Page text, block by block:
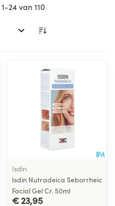
1-24van110
Isdin
Isdin Nutradeica Seborrheic
Facial Gel Cr. 50ml
€ 23,95